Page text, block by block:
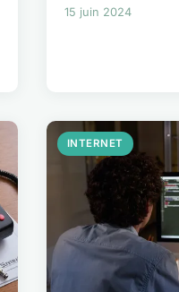
15 juin 2024
INTERNET